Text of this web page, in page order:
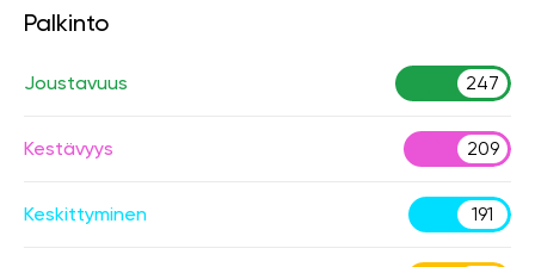
Palkinto
Joustavuus 247
Kestävyys 209
Keskittyminen 191